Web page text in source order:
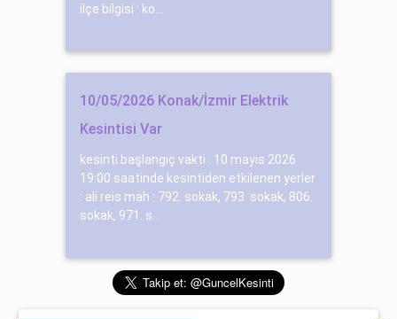
ilçe bilgisi : ko...
10/05/2026 Konak/İzmir Elektrik
Kesintisi Var
kesinti başlangıç vakti : 10 mayıs 2026
19:00 saatinde kesintiden etkilenen yerler
: ali reis mah : 792. sokak, 793. sokak, 806.
sokak, 971. s...